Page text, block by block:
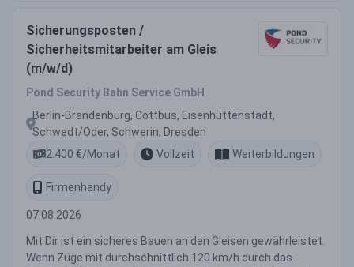
Sicherungsposten /
Sicherheitsmitarbeiter am Gleis
(m/w/d)
Pond Security Bahn Service GmbH
Berlin-Brandenburg, Cottbus, Eisenhüttenstadt,
Schwedt/Oder, Schwerin, Dresden
2.400 €/Monat
Vollzeit Weiterbildungen
Firmenhandy
07.08.2026
Mit Dir ist ein sicheres Bauen an den Gleisen gewährleistet.
Wenn Züge mit durchschnittlich 120 km/h durch das